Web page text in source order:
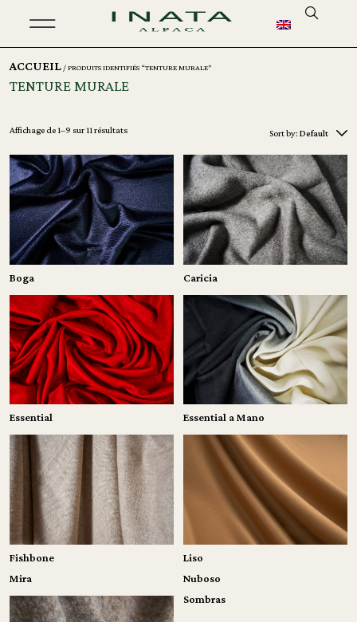
ACCUEIL / PRODUITS IDENTIFIÉS “TENTURE MURALE”
TENTURE MURALE
Sort by: Default
Boga Caricia
Essential Essential a Mano
Fishbone
Liso
Mira
Nuboso
Sombras
Affichage de 1–9 sur 11 résultats